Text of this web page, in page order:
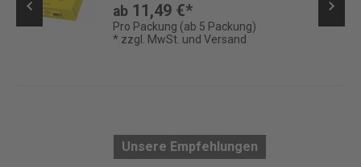
ab 11,49 €*
Pro Packung (ab 5 Packung)
* zzgl. MwSt. und Versand
Unsere Empfehlungen